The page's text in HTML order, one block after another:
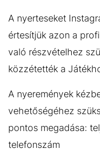
A nyerteseket
értesítjük azon a
való részvételhez
közzétették a
A nyeremények
vehetőségéhez
pontos megadása:
telefonszám